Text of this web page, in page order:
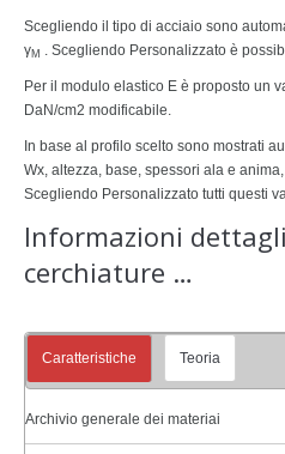
Scegliendo il tipo di acciaio sono
γM . Scegliendo Personalizzato è
Per il modulo elastico E è proposto un
DaN/cm2 modificabile.
In base al profilo scelto sono mostrati
Wx, altezza, base, spessori ala e
Scegliendo Personalizzato tutti questi
Informazioni
cerchiature …
Caratteristiche Teoria
Archivio generale dei materiai